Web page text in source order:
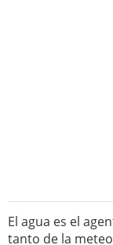
El agua es el
tanto de la